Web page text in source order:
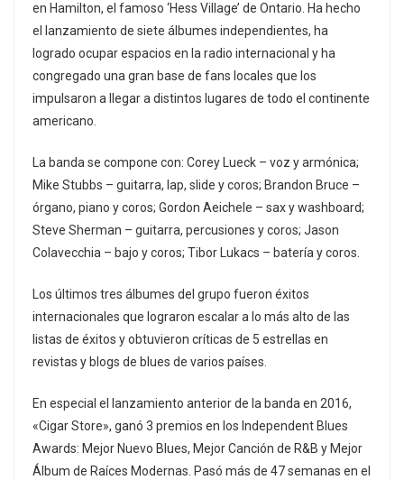
en Hamilton, el famoso ‘Hess Village’ de Ontario. Ha hecho
el lanzamiento de siete álbumes independientes, ha
logrado ocupar espacios en la radio internacional y ha
congregado una gran base de fans locales que los
impulsaron a llegar a distintos lugares de todo el continente
americano.
La banda se compone con: Corey Lueck – voz y armónica;
Mike Stubbs – guitarra, lap, slide y coros; Brandon Bruce –
órgano, piano y coros; Gordon Aeichele – sax y washboard;
Steve Sherman – guitarra, percusiones y coros; Jason
Colavecchia – bajo y coros; Tibor Lukacs – batería y coros.
Los últimos tres álbumes del grupo fueron éxitos
internacionales que lograron escalar a lo más alto de las
listas de éxitos y obtuvieron críticas de 5 estrellas en
revistas y blogs de blues de varios países.
En especial el lanzamiento anterior de la banda en 2016,
«Cigar Store», ganó 3 premios en los Independent Blues
Awards: Mejor Nuevo Blues, Mejor Canción de R&B y Mejor
Álbum de Raíces Modernas. Pasó más de 47 semanas en el